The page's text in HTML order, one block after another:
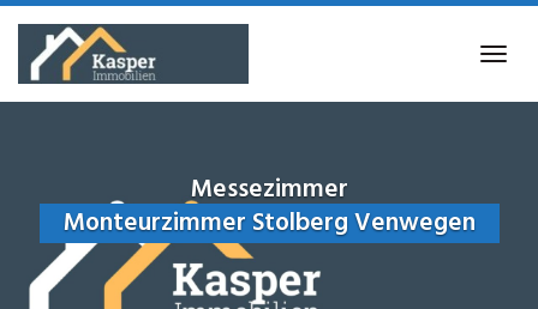
Skip
main
Messezimmer
Monteurzimmer Stolberg Venwegen